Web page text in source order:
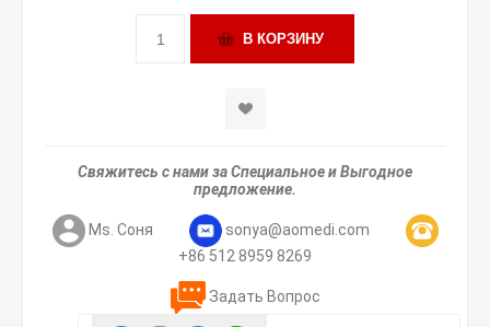
Свяжитесь с нами за Специальное и Выгодное
предложение.
Ms. Соня
sonya@aomedi.com
+86 512 8959 8269
Задать Вопрос